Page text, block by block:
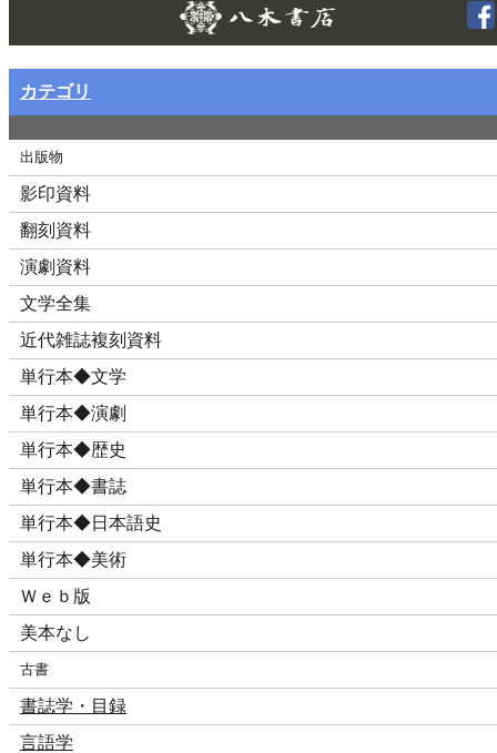
カテゴリ
出版物
影印資料
翻刻資料
演劇資料
文学全集
近代雑誌複刻資料
単行本◆文学
単行本◆演劇
単行本◆歴史
単行本◆書誌
単行本◆日本語史
単行本◆美術
Ｗｅｂ版
美本なし
古書
書誌学・目録
言語学